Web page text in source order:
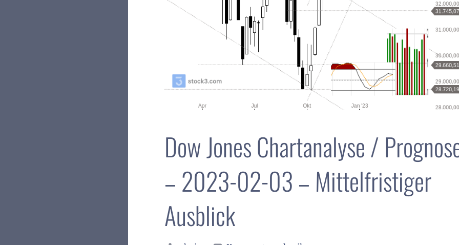
Dow Jones Chartanalyse /
– 2023-02-03 – Mittelfristiger
Ausblick